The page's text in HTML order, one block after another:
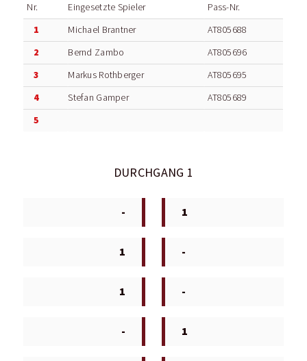
Nr. Eingesetzte Spieler Pass-Nr.
1 Michael Brantner AT805688
2 Bernd Zambo AT805696
3 Markus Rothberger AT805695
4 Stefan Gamper AT805689
5
DURCHGANG 1
- 1
1 -
1 -
- 1